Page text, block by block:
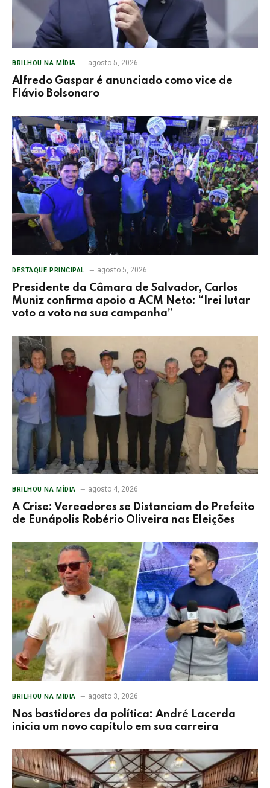
BRILHOU NA MÍDIA agosto 5, 2026
Alfredo Gaspar é anunciado como vice de
Flávio Bolsonaro
DESTAQUE PRINCIPAL agosto 5, 2026
Presidente da Câmara de Salvador, Carlos
Muniz confirma apoio a ACM Neto: “Irei lutar
voto a voto na sua campanha”
BRILHOU NA MÍDIA agosto 4, 2026
A Crise: Vereadores se Distanciam do Prefeito
de Eunápolis Robério Oliveira nas Eleições
BRILHOU NA MÍDIA agosto 3, 2026
Nos bastidores da política: André Lacerda
inicia um novo capítulo em sua carreira